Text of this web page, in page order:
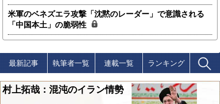
米軍のベネズエラ攻撃「沈黙のレーダー」で意識される
「中国本土」の脆弱性
最新記事 執筆者一覧 連載一覧 ランキング
村上拓哉：混沌のイラン情勢